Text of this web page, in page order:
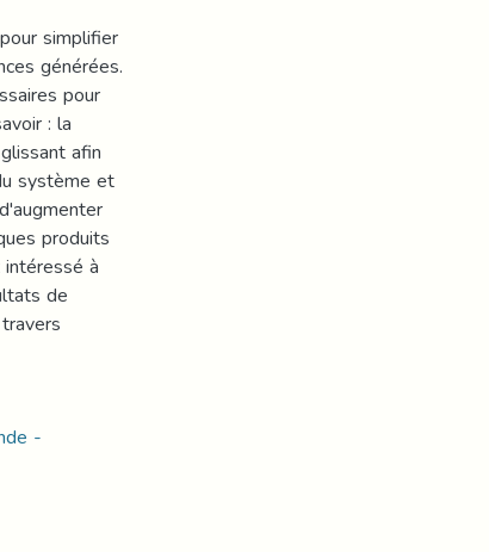
simplifier
générées.
pour
: la
afin
système et
produits
à
de
-